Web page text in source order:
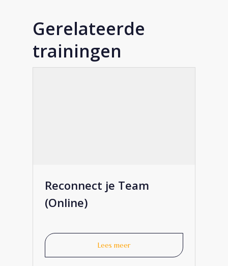
Gerelateerde
trainingen
Reconnect je Team
(Online)
Lees meer